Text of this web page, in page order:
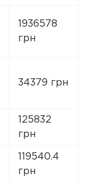
1936578
грн
34379 грн
125832
грн
119540.4
грн